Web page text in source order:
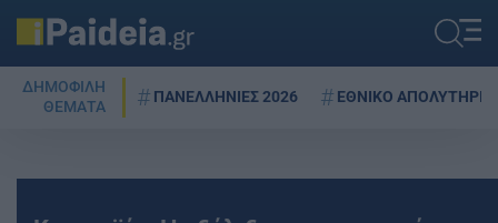
ΔΗΜΟΦΙΛΗ
ΘΕΜΑΤΑ
ΠΑΝΕΛΛΗΝΙΕΣ 2026 ΕΘΝΙΚΟ ΑΠΟΛΥΤΗΡΙΟ